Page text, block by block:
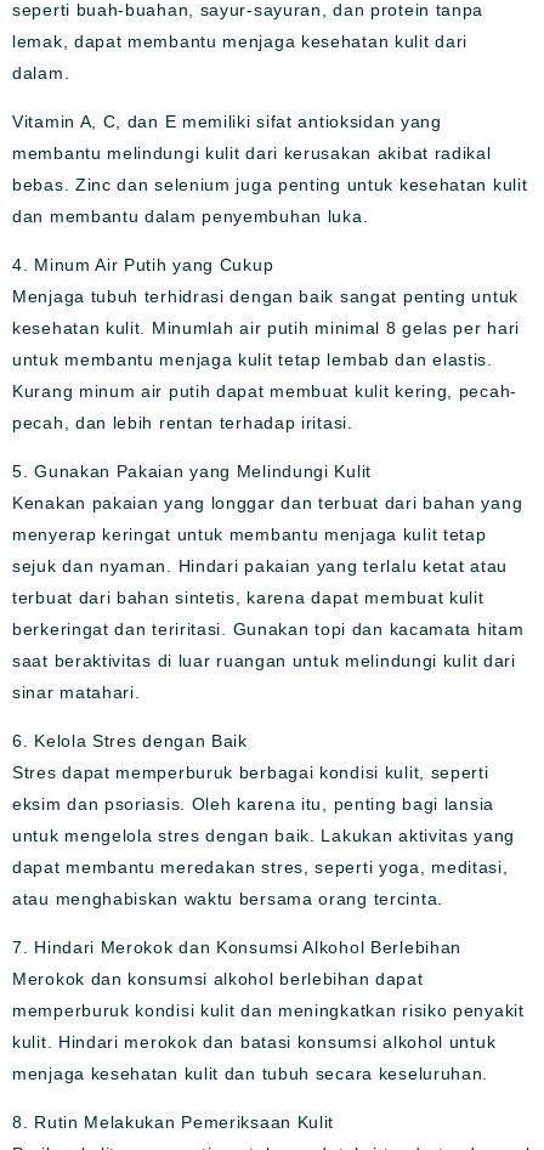
seperti buah-buahan, sayur-sayuran, dan protein tanpa
lemak, dapat membantu menjaga kesehatan kulit dari
dalam.
Vitamin A, C, dan E memiliki sifat antioksidan yang
membantu melindungi kulit dari kerusakan akibat radikal
bebas. Zinc dan selenium juga penting untuk kesehatan kulit
dan membantu dalam penyembuhan luka.
4. Minum Air Putih yang Cukup
Menjaga tubuh terhidrasi dengan baik sangat penting untuk
kesehatan kulit. Minumlah air putih minimal 8 gelas per hari
untuk membantu menjaga kulit tetap lembab dan elastis.
Kurang minum air putih dapat membuat kulit kering, pecah-
pecah, dan lebih rentan terhadap iritasi.
5. Gunakan Pakaian yang Melindungi Kulit
Kenakan pakaian yang longgar dan terbuat dari bahan yang
menyerap keringat untuk membantu menjaga kulit tetap
sejuk dan nyaman. Hindari pakaian yang terlalu ketat atau
terbuat dari bahan sintetis, karena dapat membuat kulit
berkeringat dan teriritasi. Gunakan topi dan kacamata hitam
saat beraktivitas di luar ruangan untuk melindungi kulit dari
sinar matahari.
6. Kelola Stres dengan Baik
Stres dapat memperburuk berbagai kondisi kulit, seperti
eksim dan psoriasis. Oleh karena itu, penting bagi lansia
untuk mengelola stres dengan baik. Lakukan aktivitas yang
dapat membantu meredakan stres, seperti yoga, meditasi,
atau menghabiskan waktu bersama orang tercinta.
7. Hindari Merokok dan Konsumsi Alkohol Berlebihan
Merokok dan konsumsi alkohol berlebihan dapat
memperburuk kondisi kulit dan meningkatkan risiko penyakit
kulit. Hindari merokok dan batasi konsumsi alkohol untuk
menjaga kesehatan kulit dan tubuh secara keseluruhan.
8. Rutin Melakukan Pemeriksaan Kulit